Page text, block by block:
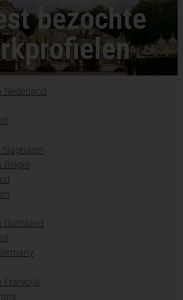
bezochte
Nederland
België
Duitsland
Frankrijk